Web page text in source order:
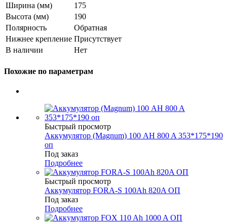
Ширина (мм)
175
Высота (мм)
190
Полярность
Обратная
Нижнее крепление Присутствует
В наличии
Нет
Похожие по параметрам
Быстрый просмотр
Аккумулятор (Magnum) 100 AH 800 A 353*175*190
оп
Под заказ
Подробнее
Быстрый просмотр
Аккумулятор FORA-S 100Ah 820A ОП
Под заказ
Подробнее